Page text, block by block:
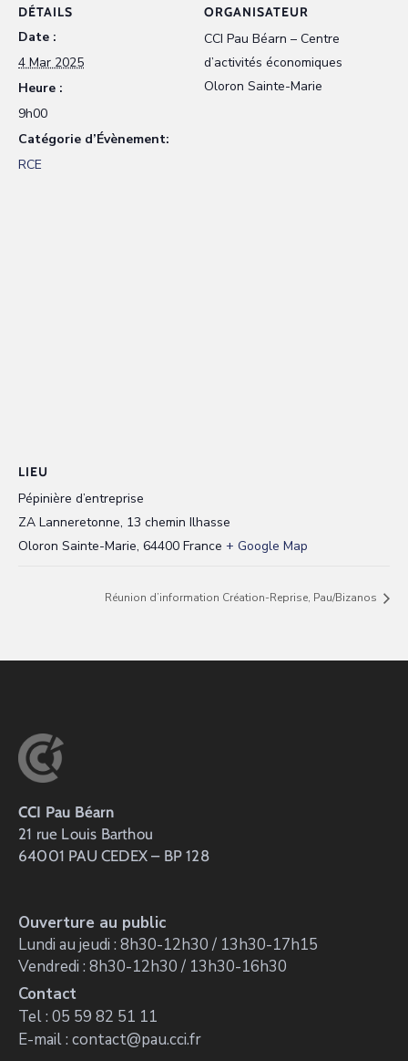
DÉTAILS
Date :
4 Mar 2025
Heure :
9h00
Catégorie d’Évènement:
RCE
ORGANISATEUR
CCI Pau Béarn – Centre
d’activités économiques
Oloron Sainte-Marie
LIEU
Pépinière d’entreprise
ZA Lanneretonne, 13 chemin Ilhasse
Oloron Sainte-Marie, 64400 France + Google Map
Réunion d’information Création-Reprise, Pau/Bizanos
CCI Pau Béarn
21 rue Louis Barthou
64001 PAU CEDEX – BP 128
Ouverture au public
Lundi au jeudi : 8h30-12h30 / 13h30-17h15
Vendredi : 8h30-12h30 / 13h30-16h30
Contact
Tel : 05 59 82 51 11
E-mail : contact@pau.cci.fr